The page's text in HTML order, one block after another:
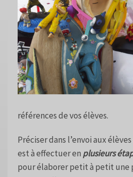
références de vos élèves.
Préciser dans l’envoi aux
est à effectuer en plusieurs
pour élaborer petit à petit une